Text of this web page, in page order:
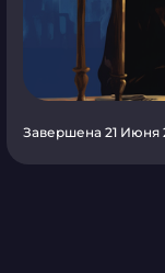
Завершена 21 Июня